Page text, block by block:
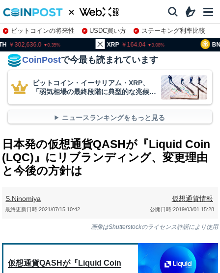
ビットコインの将来性 USDC買い方
ステーキング利率比較
株特集・関連銘柄
0.35 XRP 164.04 3.08 BNB
CoinPostで今最も読まれています
ビットコイン・イーサリアム・XRP、
「弱気相場の最終段階に典型的な兆候」
ニュースランキングをもっと見る
日本発の仮想通貨QASHが『Liquid Coin
(LQC)』にリブランディング、変更理由
と今後の方針は
S.Ninomiya 仮想通貨情報
公開日時:2019/03/01 15:28
最終更新日時:2021/07/15 10:42
画像はShutterstockのライセンス許諾により使用
仮想通貨QASHが『Liquid Coin